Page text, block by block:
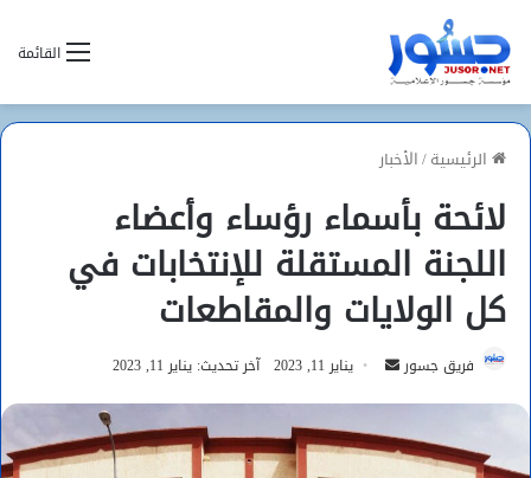
القائمة
الرئيسية/الأخبار
لائحة بأسماء رؤساء وأعضاء
اللجنة المستقلة للإنتخابات في
كل الولايات والمقاطعات
فريق جسور
أرسل يناير 11, 2023 آخر تحديث: يناير 11, 2023